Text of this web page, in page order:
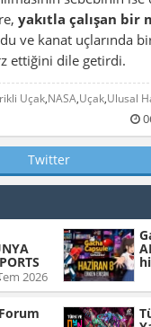
yakıtla çalışan bir
ve kanat uçlarında
ettiğini dile getirdi.
Uçak,NASA,Uçak,Ulusal
Twitter
2026